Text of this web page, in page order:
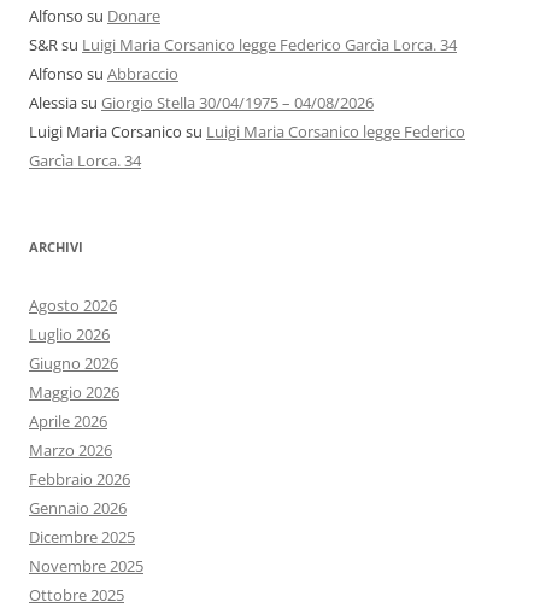
Alfonso su Donare
S&Rsu Luigi Maria Corsanico legge Federico Garcìa Lorca. 34
Alfonso su Abbraccio
Alessiasu Giorgio Stella 30/04/1975 – 04/08/2026
Luigi Maria Corsanico su Luigi Maria Corsanico legge Federico
Garcìa Lorca. 34
ARCHIVI
Agosto 2026
Luglio 2026
Giugno 2026
Maggio 2026
Aprile 2026
Marzo 2026
Febbraio 2026
Gennaio 2026
Dicembre 2025
Novembre 2025
Ottobre 2025